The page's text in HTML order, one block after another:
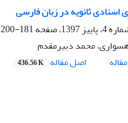
ثانویه در زبان فارسی
181-200
محمد دبیرمقدم
اصل مقاله 436.56 K